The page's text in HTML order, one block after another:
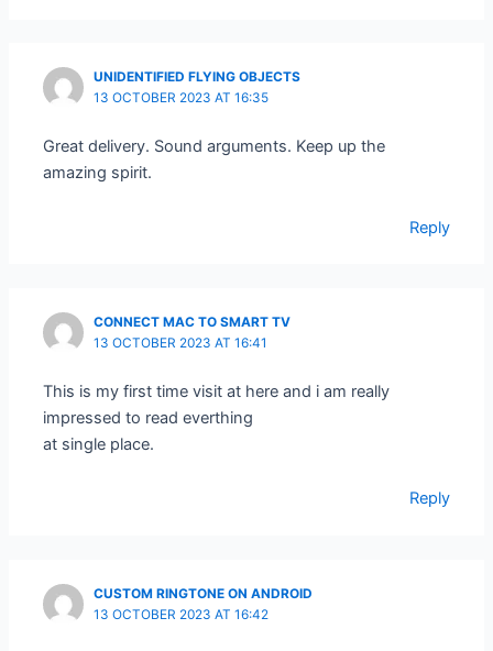
UNIDENTIFIED FLYING OBJECTS
13 OCTOBER 2023 AT 16:35
Great delivery. Sound arguments. Keep up the
amazing spirit.
Reply
CONNECT MAC TO SMART TV
13 OCTOBER 2023 AT 16:41
This is my first time visit at here and i am really
impressed to read everthing
at single place.
Reply
CUSTOM RINGTONE ON ANDROID
13 OCTOBER 2023 AT 16:42